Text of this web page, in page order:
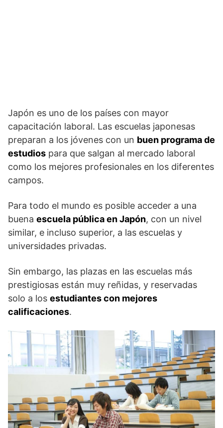
Japón es uno de los países con mayor
capacitación laboral. Las escuelas japonesas
preparan a los jóvenes con un buen programa de
estudios para que salgan al mercado laboral
como los mejores profesionales en los diferentes
campos.
Para todo el mundo es posible acceder a una
buena escuela pública en Japón, con un nivel
similar, e incluso superior, a las escuelas y
universidades privadas.
Sin embargo, las plazas en las escuelas más
prestigiosas están muy reñidas, y reservadas
solo a los estudiantes con mejores
calificaciones.